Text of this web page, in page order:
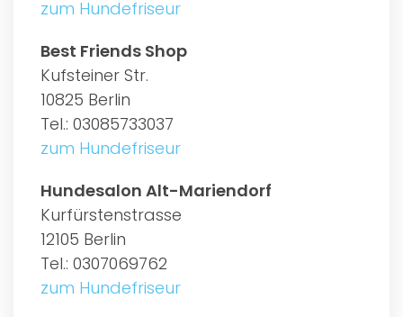
zum Hundefriseur
Best Friends Shop
Kufsteiner Str.
10825 Berlin
Tel.: 03085733037
zum Hundefriseur
Hundesalon Alt-Mariendorf
Kurfürstenstrasse
12105 Berlin
Tel.: 0307069762
zum Hundefriseur